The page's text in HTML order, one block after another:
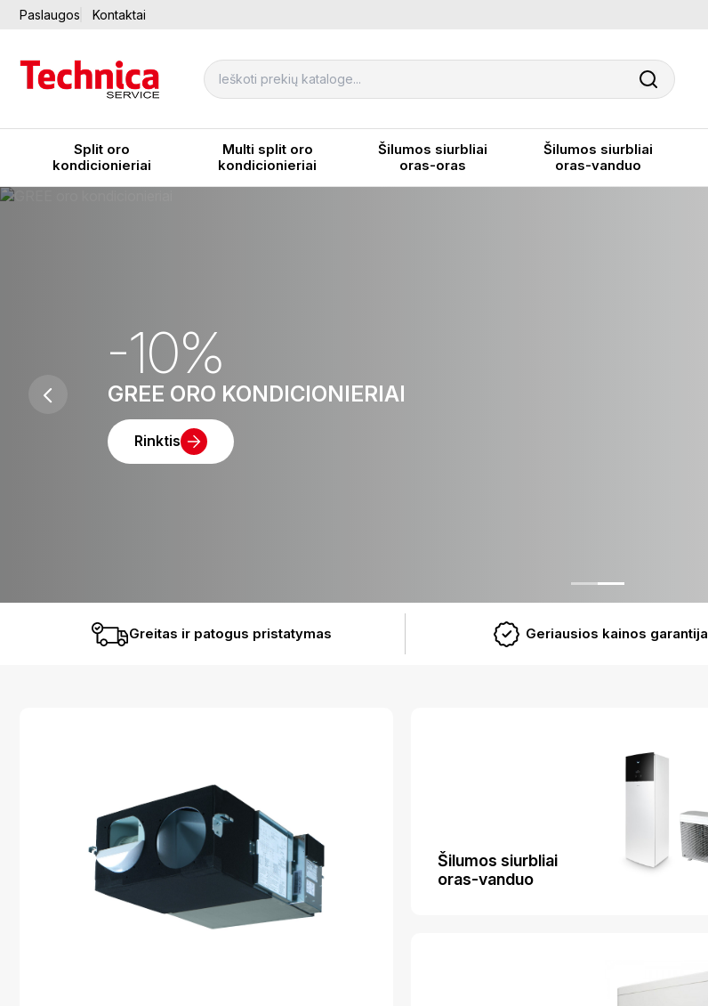
Paslaugos Kontaktai
Split oro
kondicionieriai
Multi split oro
kondicionieriai
Šilumos siurbliai
oras-oras
Šilumos siurbliai
oras-vanduo
-10%
GREE ORO KONDICIONIERIAI
Rinktis
Greitas ir patogus pristatymas Geriausios kainos garantija
Šilumos siurbliai
oras-vanduo